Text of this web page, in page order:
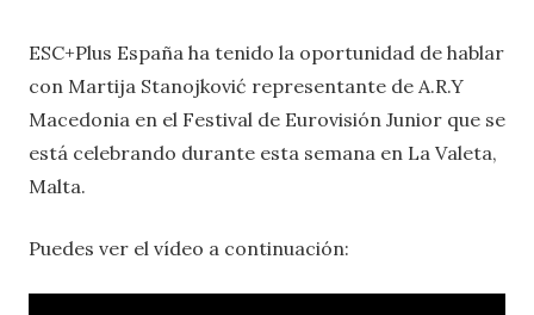
ESC+Plus España ha tenido la oportunidad de hablar
con Martija Stanojković representante de A.R.Y
Macedonia en el Festival de Eurovisión Junior que se
está celebrando durante esta semana en La Valeta,
Malta.
Puedes ver el vídeo a continuación: